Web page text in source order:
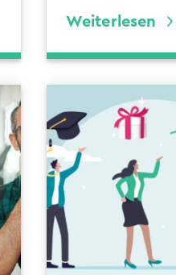
Weiterlesen